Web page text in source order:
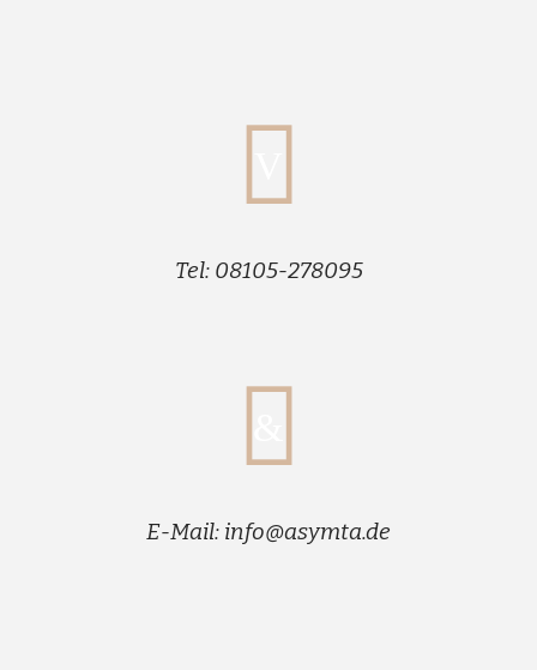
Tel: 08105-278095
E-Mail: info@asymta.de